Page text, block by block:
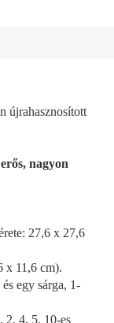
újrahasznosított
nagyon
27,6 x 27,6
x 11,6 cm).
egy sárga, 1-
2, 4, 5, 10-es